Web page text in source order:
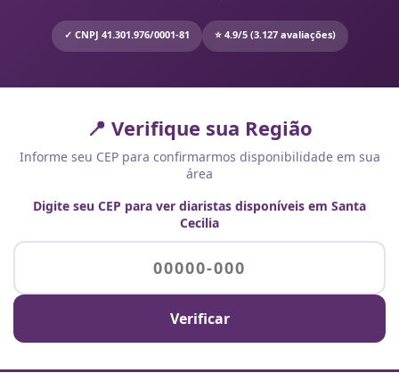
✓ CNPJ 41.301.976/0001-81 ⭐ 4.9/5 (3.127 avaliações)
📍 Verifique sua Região
Informe seu CEP para confirmarmos disponibilidade em sua
área
Digite seu CEP para ver diaristas disponíveis em Santa
Cecilia
Verificar